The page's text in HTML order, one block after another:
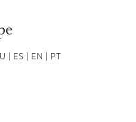
| ES | EN | PT